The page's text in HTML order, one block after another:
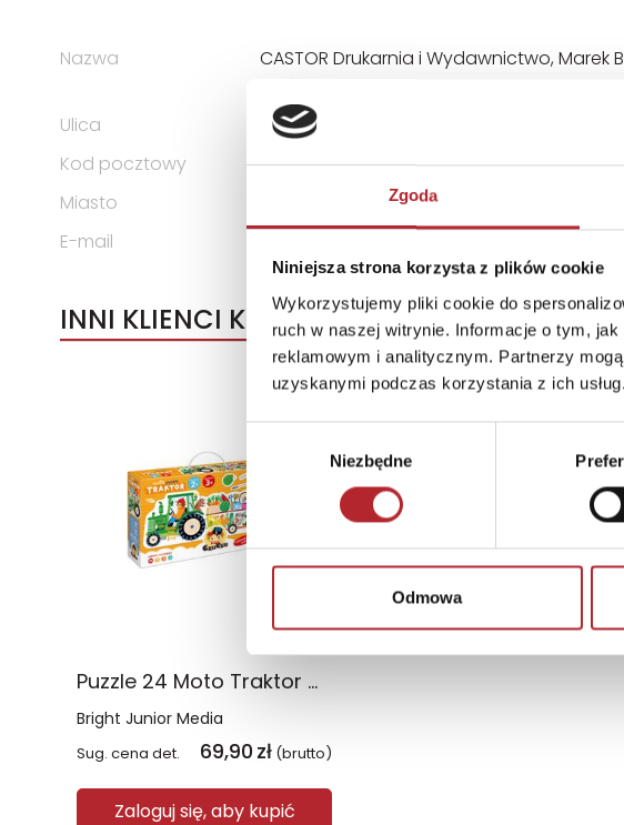
Zgoda
Niniejsza strona korzysta z plików cookie
Wykorzystujemy pliki cookie do
ruch w naszej witrynie. Informacje o tym,
reklamowym i analitycznym. Partnerzy
uzyskanymi podczas korzystania z ich usług.
zgody
Niezbędne
Odmowa
Nazwa
CASTOR Drukarnia i Wydawnictwo, Marek
Lipiński Sp. Jawna
Ulica
ul. Władysława Łokietka 119
Kod pocztowy
31-263
Miasto
E-mail
INNI KLIENCI KUPOWALI
Puzzle 24 Moto Traktor CzuCzu
Bright Junior Media
Sug. cena det. 69,90 zł (brutto)
Zaloguj się, aby kupić